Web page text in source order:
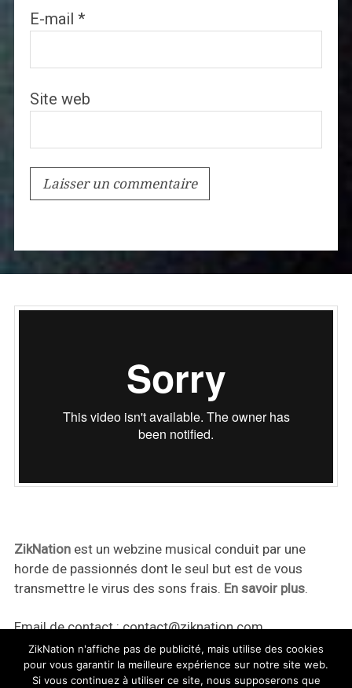
E-mail *
Site web
ZikNationest un webzine musical conduit par une
horde de passionnés dont le seul but est de vous
transmettre le virus des sons frais. En savoir plus.
Email de contact :contact@ziknation.com
ZikNation n'affiche pas de publicité, mais utilise des cookies
pour vous garantir la meilleure expérience sur notre site web.
Si vous continuez à utiliser ce site, nous supposerons que